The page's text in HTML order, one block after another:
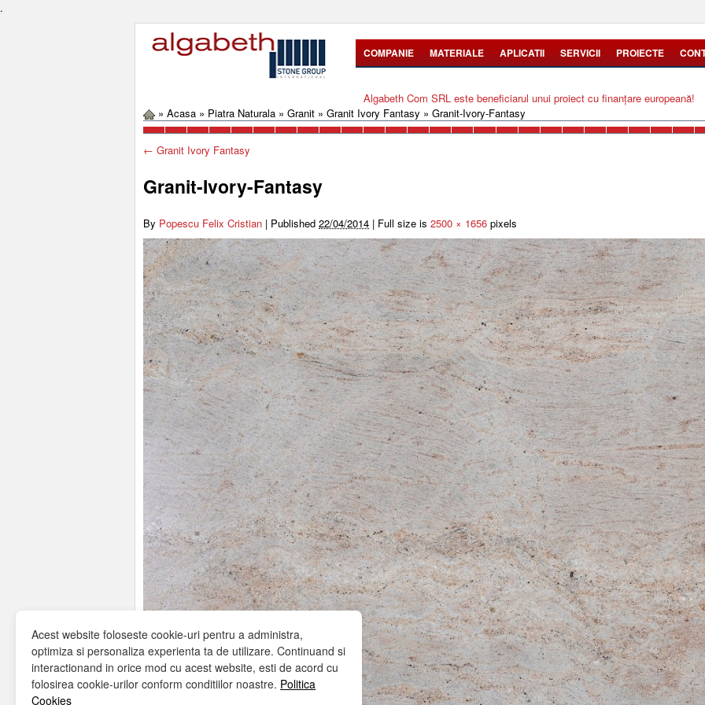
.
Acest website foloseste cookie-uri pentru a administra,
optimiza si personaliza experienta ta de utilizare. Continuand si
interactionand in orice mod cu acest website, esti de acord cu
folosirea cookie-urilor conform conditiilor noastre. Politica
Cookies
COMPANIE MATERIALE APLICATII SERVICII PROIECTE
Algabeth Com SRL este beneficiarul unui proiect cu finanțare europeană!
» Acasa » Piatra Naturala » Granit » Granit Ivory Fantasy » Granit-Ivory-Fantasy
← Granit Ivory Fantasy
Granit-Ivory-Fantasy
By Popescu Felix Cristian | Published 22/04/2014 | Full size is 2500 × 1656 pixels